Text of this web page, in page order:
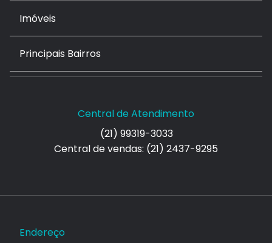
Imóveis
Principais Bairros
Central de Atendimento
(21) 99319-3033
Central de vendas: (21) 2437-9295
Endereço